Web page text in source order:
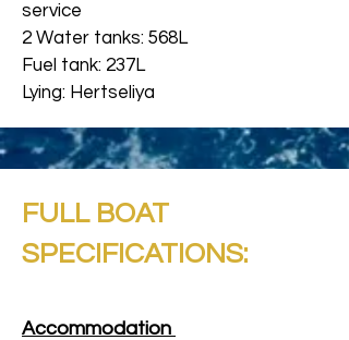
service
2 Water tanks: 568L
Fuel tank: 237L
Lying: Hertseliya
FULL BOAT
SPECIFICATIONS:
Accommodation